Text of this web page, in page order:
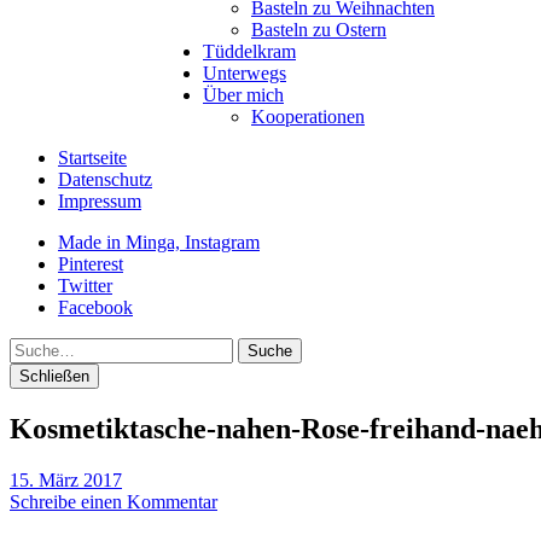
Basteln zu Weihnachten
Basteln zu Ostern
Tüddelkram
Unterwegs
Über mich
Kooperationen
Startseite
Datenschutz
Impressum
Made in Minga, Instagram
Pinterest
Twitter
Facebook
Suche
Schließen
Kosmetiktasche-nahen-Rose-freihand-
15. März 2017
Schreibe einen Kommentar